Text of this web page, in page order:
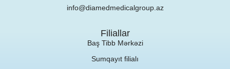
info@diamedmedicalgroup.az
Filiallar
Baş Tibb Mərkəzi
Sumqayıt filialı